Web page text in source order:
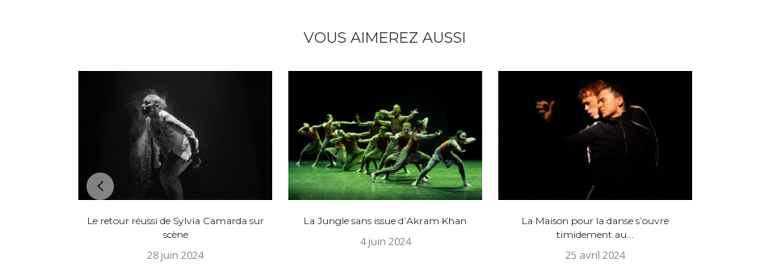
VOUS AIMEREZ AUSSI
Le retour réussi de Sylvia Camarda sur
scène
28 juin 2024
La Jungle sans issue d’Akram Khan
4 juin 2024
La Maison pour la danse s’ouvre
timidement au...
25 avril 2024